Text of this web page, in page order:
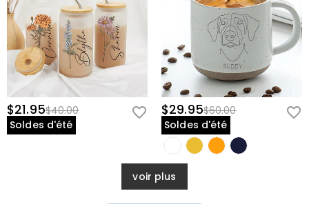
$21.95$40.00
Soldes d'été
$29.95$60.00
Soldes d'été
voir plus